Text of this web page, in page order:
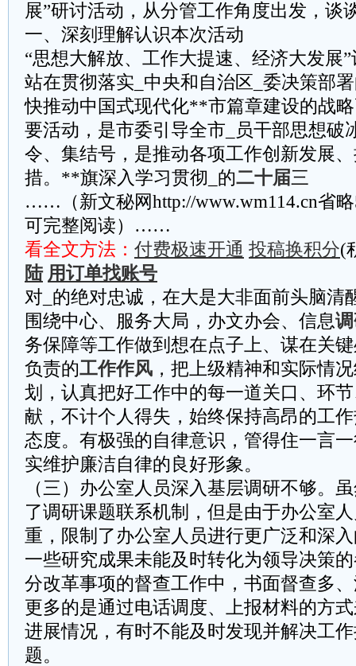
展”研讨活动，从分管工作角度出发，谈
一、深刻理解认识本次活动
“思想大解放、工作大提速、经济大发展
站在贯彻落实_中央和自治区_委决策部
快推动中国式现代化**市篇章建设的战
要活动，是市委引导全市_员干部思想破
令、集结号，是推动各项工作创新发展
措。**旗深入学习贯彻_的二十届三
……（新文秘网http://www.wm114.cn省
可完整阅读）……
看全文方法： 付费极速开通 投稿换积分(
陆 用订单找账号
对_的绝对忠诚，在大是大非面前头脑清
围绕中心、服务大局，办文办会、信息
务保障等工作做到想在点子上、谋在关
负责的工作作风 ，把上级精神和实际情
划，认真把好工作中的每一道关口、环
献，不计个人得失，始终保持高昂的工
态度。有极强的自律意识，管得住一言
实维护廉洁自律的良好形象。
（三）办公室人员深入基层调研不够。
了调研课题联系机制，但是由于办公室
重，限制了办公室人员进行更广泛和深
一些研究成果未能及时转化为领导决策
分改革事项的督查工作中，书面督查多
更多的是通过电话调度、上报材料的方
进展情况，有时不能及时发现并解决工
题。